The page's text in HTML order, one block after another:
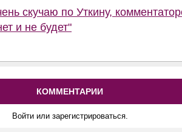
скучаю по Уткину,
и не будет"
КОММЕНТАРИИ
Войти или зарегистрироваться.